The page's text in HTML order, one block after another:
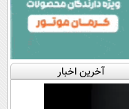
آخرین اخبار